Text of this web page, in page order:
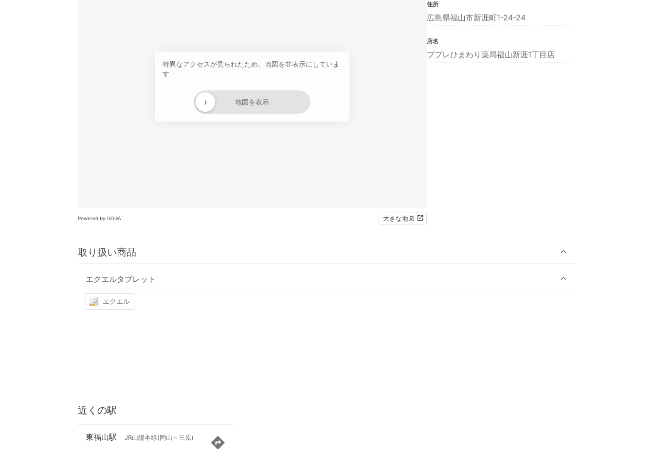
特異なアクセスが見られたため、地図を非表示にしていま
す
地図を表示
›
Powered by GOGA 大きな地図
取り扱い商品
エクエルタブレット
エクエル
住所
広島県福山市新涯町1-24-24
店名
ププレひまわり薬局福山新涯1丁目店
近くの駅
東福山駅 JR山陽本線(岡山～三原)